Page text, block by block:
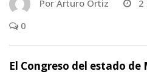
Por Arturo Ortiz
2
0
El Congreso del estado